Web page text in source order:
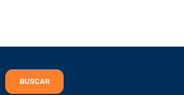
BUSCAR